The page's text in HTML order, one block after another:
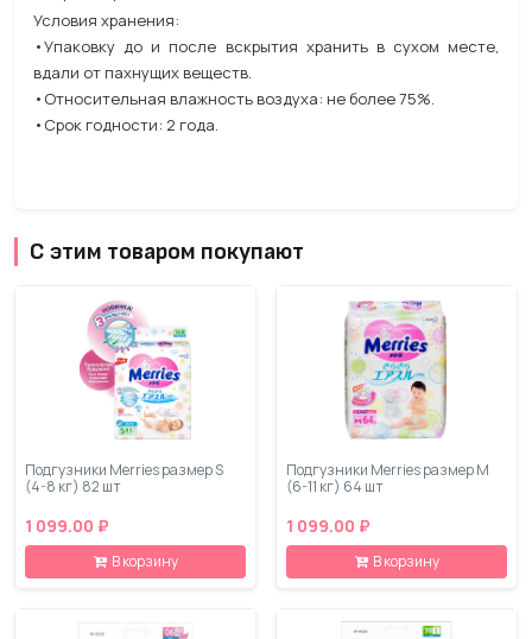
Условия хранения:
•Упаковку до и после вскрытия хранить в сухом месте,
вдали от пахнущих веществ.
•Относительная влажность воздуха: не более 75%.
•Срок годности: 2 года.
С этим товаром покупают
Подгузники Merries размер S
(4-8 кг) 82 шт
1 099.00 ₽
В корзину
Подгузники Merries размер М
(6-11 кг) 64 шт
1 099.00 ₽
В корзину